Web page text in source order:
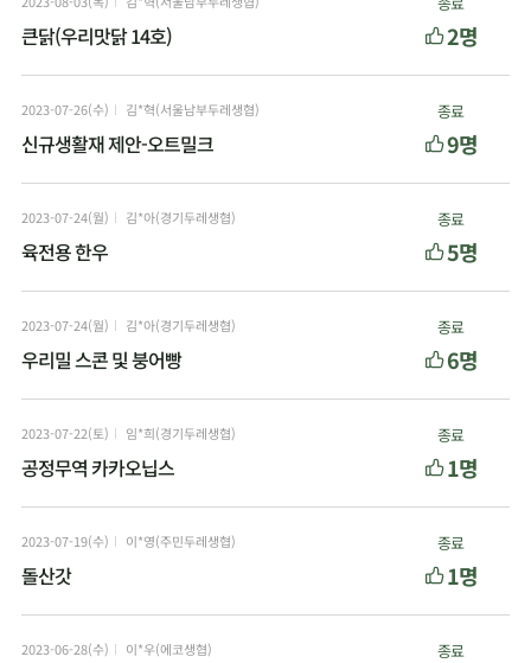
큰닭(우리맛닭 14호) 2명
2023-07-26(수) 김*혁(서울남부두레생협)
신규생활재 제안-오트밀크
종료
9명
2023-07-24(월) 김*아(경기두레생협)
육전용 한우
종료
5명
2023-07-24(월) 김*아(경기두레생협)
우리밀 스콘 및 붕어빵
종료
6명
2023-07-22(토) 임*희(경기두레생협)
공정무역 카카오닙스
종료
1명
2023-07-19(수) 이*영(주민두레생협)
돌산갓
종료
1명
2023-06-28(수) 이*우(에코생협) 종료